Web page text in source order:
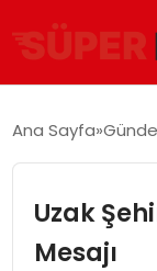
GÜNDEM
DÜNYA
Ana Sayfa
Uzak
Mesajı